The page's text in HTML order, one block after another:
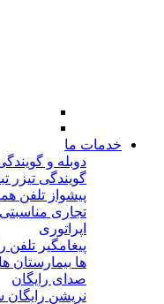
خدمات ما
دوبله و
گویندگی تیزر
پیشواز تلفن
تجاری مناسبتی
اپراتوری
پیغامگیر تلفن
ها بیمارستان ها
صدای رایگان
نریشن رایگان